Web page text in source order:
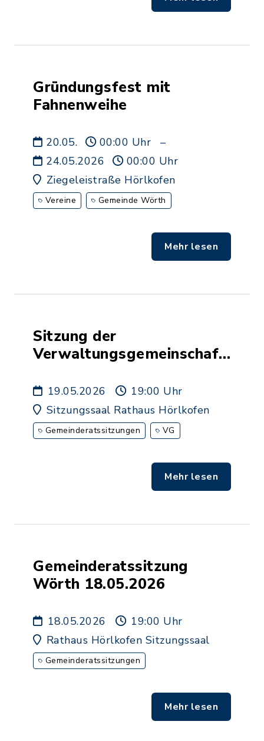
Gründungsfest mit
Fahnenweihe
20.05. 00:00 Uhr
–
24.05.2026
00:00 Uhr
Ziegeleistraße Hörlkofen
Vereine Gemeinde Wörth
Mehr lesen
Sitzung der
Verwaltungsgemeinschaft
19.05.2026
19:00 Uhr
Sitzungssaal Rathaus Hörlkofen
Gemeinderatssitzungen VG
Mehr lesen
Gemeinderatssitzung
Wörth 18.05.2026
18.05.2026
19:00 Uhr
Rathaus Hörlkofen Sitzungssaal
Gemeinderatssitzungen
Mehr lesen